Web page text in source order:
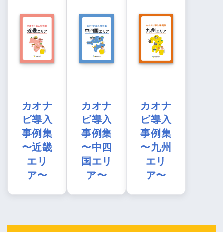
カオナ
ビ導入
事例集
〜近畿
エリ
ア〜
カオナ
ビ導入
事例集
〜中四
国エリ
ア〜
カオナ
ビ導入
事例集
〜九州
エリ
ア〜